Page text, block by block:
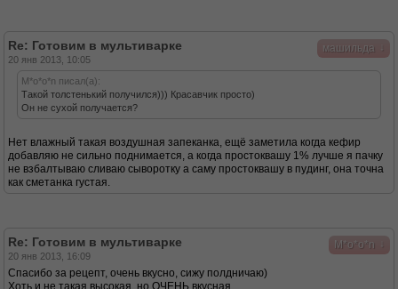
машильда
Re: Готовим в мультиварке
20 янв 2013, 10:05
M*o*o*n писал(а):
Такой толстенький получился))) Красавчик просто)
Он не сухой получается?
Нет влажный такая воздушная запеканка, ещё заметила когда кефир
добавляю не сильно поднимается, а когда простоквашу 1% лучше я пачку
не взбалтываю сливаю сыворотку а саму простоквашу в пудинг, она точна
как сметанка густая.
M*o*o*n
Re: Готовим в мультиварке
20 янв 2013, 16:09
Спасибо за рецепт, очень вкусно, сижу полдничаю)
Хоть и не такая высокая, но ОЧЕНЬ вкусная.